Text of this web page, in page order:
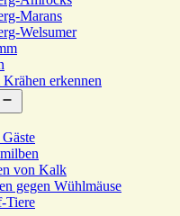
Marans
Welsumer
erkennen
öffnen
von Kalk
gegen Wühlmäuse
Tiere